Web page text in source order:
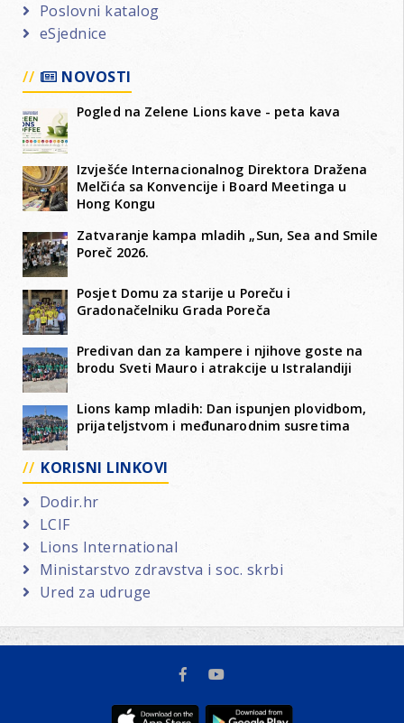
Poslovni katalog
eSjednice
NOVOSTI
Pogled na Zelene Lions kave - peta kava
Izvješće Internacionalnog Direktora Dražena
Melčića sa Konvencije i Board Meetinga u
Hong Kongu
Zatvaranje kampa mladih „Sun, Sea and Smile
Poreč 2026.
Posjet Domu za starije u Poreču i
Gradonačelniku Grada Poreča
Predivan dan za kampere i njihove goste na
brodu Sveti Mauro i atrakcije u Istralandiji
Lions kamp mladih: Dan ispunjen plovidbom,
prijateljstvom i međunarodnim susretima
KORISNI LINKOVI
Dodir.hr
LCIF
Lions International
Ministarstvo zdravstva i soc. skrbi
Ured za udruge